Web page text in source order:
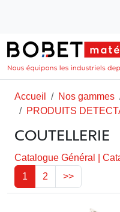
Accueil Nos gammes
PRODUITS
COUTELLERIE
Catalogue Général
1
2 >>